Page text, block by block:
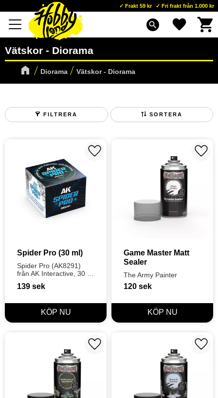
Meny
Frakt 59 kr Fri frakt från 1.000 kr
search Favoriter
Vätskor - Diorama
Diorama Vätskor - Diorama
FILTRERA SORTERA
Spider Pro (30 ml)
Spider Pro (AK8291)
från AK Interactive, 30
skapa extremt
spindelvävseffekter på
dioramor.
139 sek
Lägg till i favoriter
Game Master Matt
Sealer
The Army Painter
120 sek
Lägg till i favoriter